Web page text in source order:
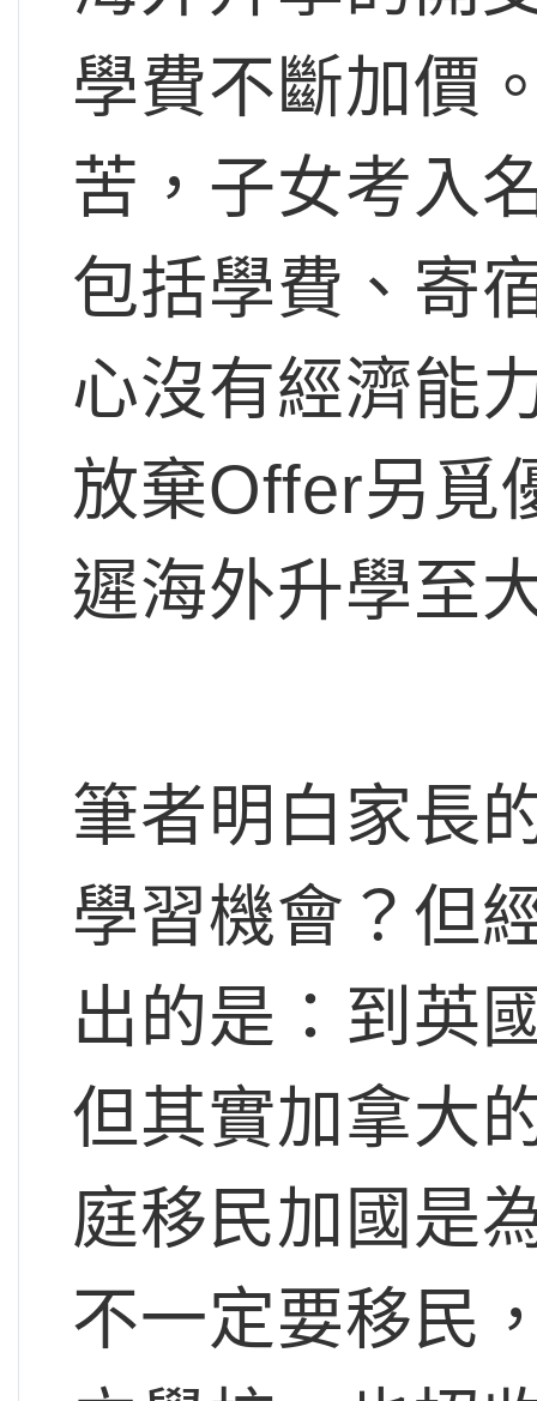
學費不斷加價
苦，子女考入
包括學費、寄
心沒有經濟能
放棄Offer另覓
遲海外升學至
筆者明白家長
學習機會？但
出的是：到英
但其實加拿大
庭移民加國是
不一定要移民